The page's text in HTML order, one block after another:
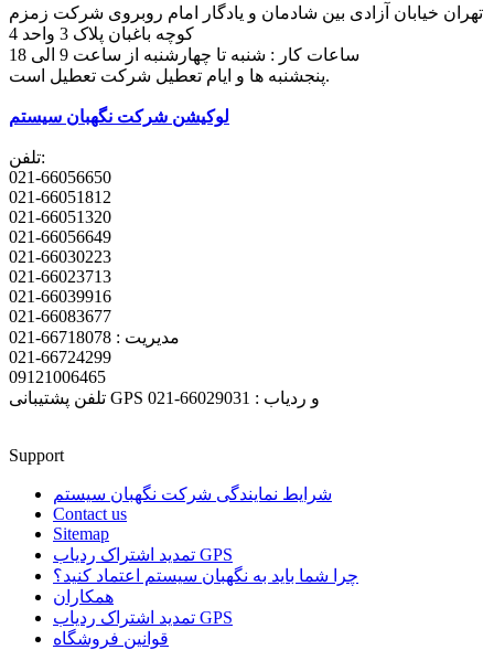
تهران خیابان آزادی بین شادمان و یادگار امام روبروی شرکت زمزم
کوچه باغبان پلاک 3 واحد 4
پنجشنبه ها و ایام تعطیل شرکت تعطیل است.
لوکیشن شرکت نگهبان سیستم
تلفن:
021-66056650
021-66051812
021-66051320
021-66056649
021-66030223
021-66023713
021-66039916
021-66083677
مدیریت : 66718078-021
021-66724299
09121006465
تلفن پشتیبانی GPS و ردیاب : 66029031-021
Support
شرایط نمایندگی شرکت نگهبان سیستم
Contact us
Sitemap
تمدید اشتراک ردیاب GPS
چرا شما باید به نگهبان سیستم اعتماد کنید؟
همکاران
تمدید اشتراک ردیاب GPS
قوانین فروشگاه